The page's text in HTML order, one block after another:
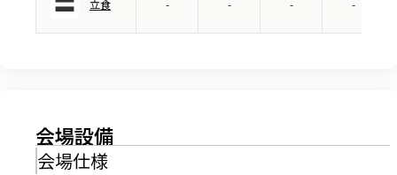
立食 - - - -
会場設備
会場仕様